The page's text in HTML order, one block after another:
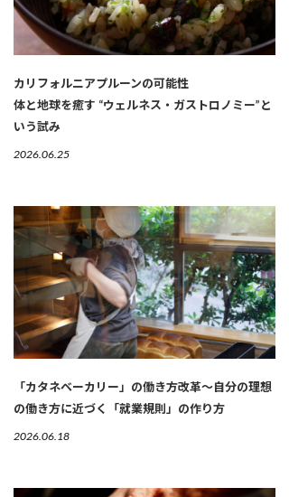
カリフォルニアプルーンの可能性
体と地球を癒す “ウェルネス・ガストロノミー”と
いう試み
2026.06.25
「カタネベーカリー」の働き方改革～自分の理想
の働き方に近づく「就業規則」の作り方
2026.06.18